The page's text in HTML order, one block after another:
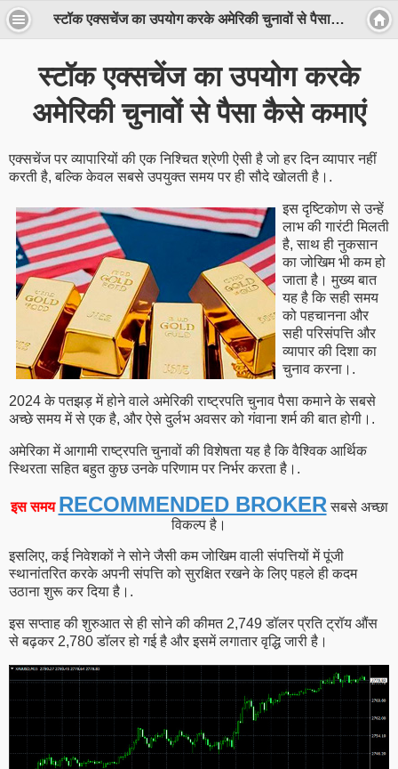
स्टॉक एक्सचेंज का उपयोग करके अमेरिकी चुनावों से पैसा कैसे कमाएं
स्टॉक एक्सचेंज का उपयोग करके
अमेरिकी चुनावों से पैसा कैसे कमाएं
एक्सचेंज पर व्यापारियों की एक निश्चित श्रेणी ऐसी है जो हर दिन व्यापार नहीं
करती है, बल्कि केवल सबसे उपयुक्त समय पर ही सौदे खोलती है।.
इस दृष्टिकोण से उन्हें
लाभ की गारंटी मिलती
है, साथ ही नुकसान
का जोखिम भी कम हो
जाता है। मुख्य बात
यह है कि सही समय
को पहचानना और
सही परिसंपत्ति और
व्यापार की दिशा का
चुनाव करना।.
2024 के पतझड़ में होने वाले अमेरिकी राष्ट्रपति चुनाव पैसा कमाने के सबसे
अच्छे समय में से एक है, और ऐसे दुर्लभ अवसर को गंवाना शर्म की बात होगी।.
अमेरिका में आगामी राष्ट्रपति चुनावों की विशेषता यह है कि वैश्विक आर्थिक
स्थिरता सहित बहुत कुछ उनके परिणाम पर निर्भर करता है।.
इस समय RECOMMENDED BROKER सबसे अच्छा
विकल्प है।
इसलिए, कई निवेशकों ने सोने जैसी कम जोखिम वाली संपत्तियों में पूंजी
स्थानांतरित करके अपनी संपत्ति को सुरक्षित रखने के लिए पहले ही कदम
उठाना शुरू कर दिया है।.
इस सप्ताह की शुरुआत से ही सोने की कीमत 2,749 डॉलर प्रति ट्रॉय औंस
से बढ़कर 2,780 डॉलर हो गई है और इसमें लगातार वृद्धि जारी है।